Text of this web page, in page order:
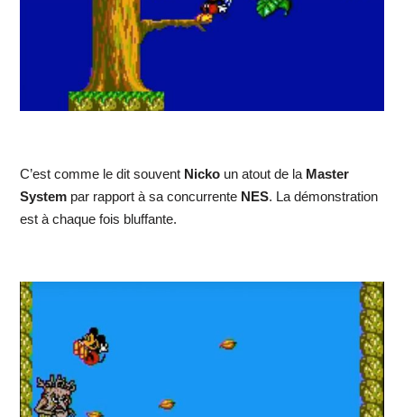
C’est comme le dit souvent Nickoun atout de la Master
Systempar rapport à sa concurrente NES. La démonstration
est à chaque fois bluffante.